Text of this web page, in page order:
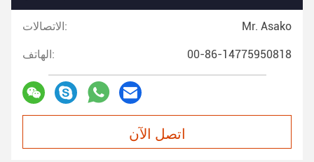
الاتصالات: Mr. Asako
الهاتف: 00-86-14775950818
اتصل الآن